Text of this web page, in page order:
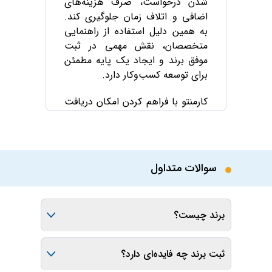
اضافی و اتلاف زمان جلوگیری کند.
به همین دلیل استفاده از راهنمایی
متخصصان، نقش مهمی در ثبت
موفق برند و ایجاد یک پایه مطمئن
برای توسعه کسب‌وکار دارد.
کارمنتو با فراهم کردن امکان دریافت
مشاوره ثبت برند آنلاین از طریق
بستری محرمانه)، دسترسی سریع و
آسان به متخصصان این حوزه را برای
شما فراهم کرده است. دسترسی به
صدها مشاور برتر کشور، پشتیبانی
شبانه‌روزی، امکان ارتباط فوری با
ارائه خدمات در قالب مشاوره و
پروژه، شرایطی را فراهم می‌کند تا
سوالات متداول
برند چیست؟
طرح یا نماد یا هر ویژگی دیگریست که
مشخص‌کنندهٔ خدمات یا فروشندهٔ
ثبت برند چه فایده‌ای دارد؟